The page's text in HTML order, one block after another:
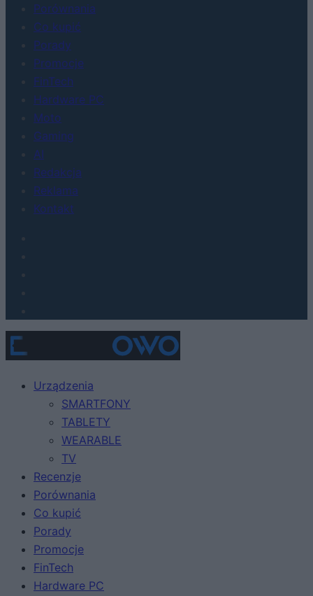
Porównania
Co kupić
Porady
Promocje
FinTech
Hardware PC
Moto
Gaming
AI
Redakcja
Reklama
Kontakt
Urządzenia
SMARTFONY
TABLETY
WEARABLE
TV
Recenzje
Porównania
Co kupić
Porady
Promocje
FinTech
Hardware PC